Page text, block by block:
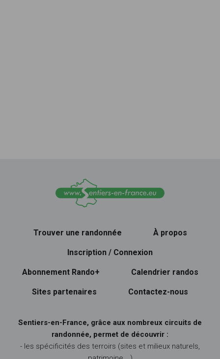
Trouver une randonnée À propos
Inscription / Connexion
Abonnement Rando+ Calendrier randos
Sites partenaires Contactez-nous
Sentiers-en-France, grâce aux nombreux circuits de
randonnée, permet de découvrir :
- les spécificités des terroirs (sites et milieux naturels,